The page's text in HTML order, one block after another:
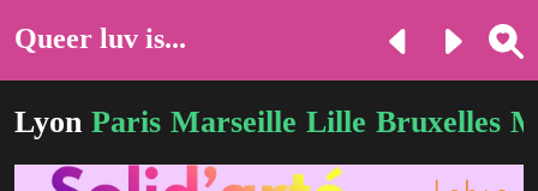
Queer luv is...
Lyon Paris Marseille Lille Bruxelles